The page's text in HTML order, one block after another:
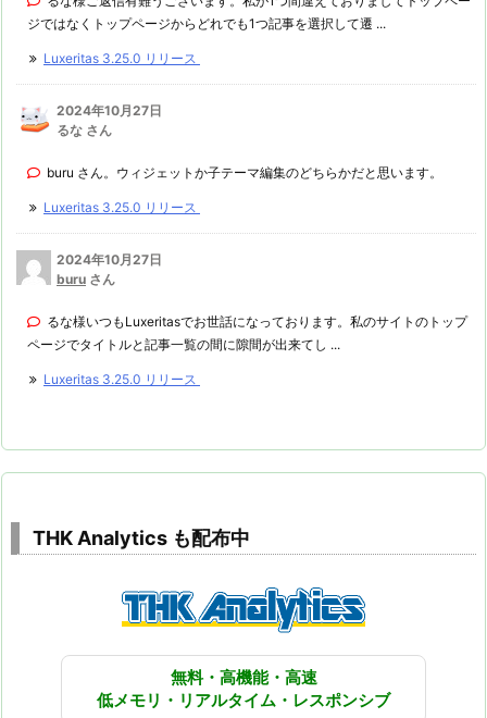
ジではなくトップページからどれでも1つ記事を選択して遷 ...
Luxeritas 3.25.0 リリース
2024年10月27日
るな さん
buru さん。ウィジェットか子テーマ編集のどちらかだと思います。
Luxeritas 3.25.0 リリース
2024年10月27日
buru さん
るな様いつもLuxeritasでお世話になっております。私のサイトのトップ
ページでタイトルと記事一覧の間に隙間が出来てし ...
Luxeritas 3.25.0 リリース
THK Analytics も配布中
無料・高機能・高速
低メモリ・リアルタイム・レスポンシブ